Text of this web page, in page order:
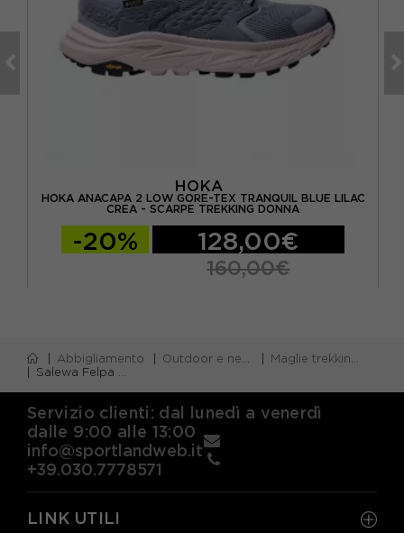
HOKA
HOKA ANACAPA 2 LOW GORE-TEX TRANQUIL BLUE LILAC
CREA - SCARPE TREKKING DONNA
-20% 128,00€
160,00€
Abbigliamento Outdoor e neve
Maglie trekking e alpinismo m/lunga
Salewa Felpa In Pile Puez Rocca Polarlite Hd Navy Blazer Donna
Servizio clienti: dal lunedì a venerdì
dalle 9:00 alle 13:00
info@sportlandweb.it
+39.030.7778571
LINK UTILI